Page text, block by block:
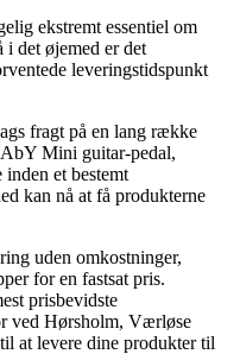
ekstremt essentiel om
i det øjemed er det
leveringstidspunkt
fragt på en lang række
Mini guitar-pedal,
et bestemt
kan nå at få produkterne
uden omkostninger,
for en fastsat pris.
prisbevidste
ved Hørsholm, Værløse
at levere dine produkter til